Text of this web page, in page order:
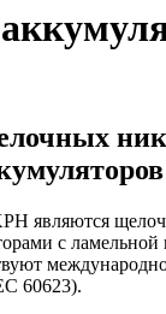
являются
с ламельной
60623).